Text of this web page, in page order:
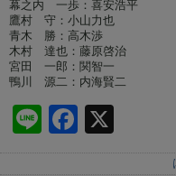
幕之内 一歩：喜安浩平
鷹村 守：小山力也
青木 勝：高木渉
木村 達也：藤原啓治
宮田 一郎：関智一
鴨川 源二：内海賢二
Li
n
F
a